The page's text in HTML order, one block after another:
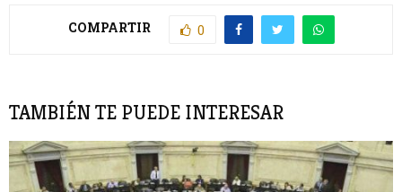
COMPARTIR 0
TAMBIÉN TE PUEDE INTERESAR